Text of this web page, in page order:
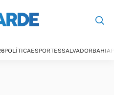
POLÍTICAESPORTESSALVADORBAHIA